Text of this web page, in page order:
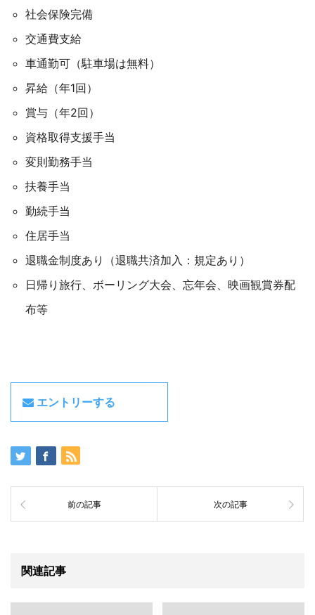
社会保険完備
交通費支給
車通勤可（駐車場は無料）
昇給（年1回）
賞与（年2回）
資格取得支援手当
変則勤務手当
扶養手当
勤続手当
住居手当
退職金制度あり（退職共済加入：規定あり）
日帰り旅行、ボーリング大会、忘年会、映画観賞券配
布等
エントリーする
前の記事 次の記事
関連記事